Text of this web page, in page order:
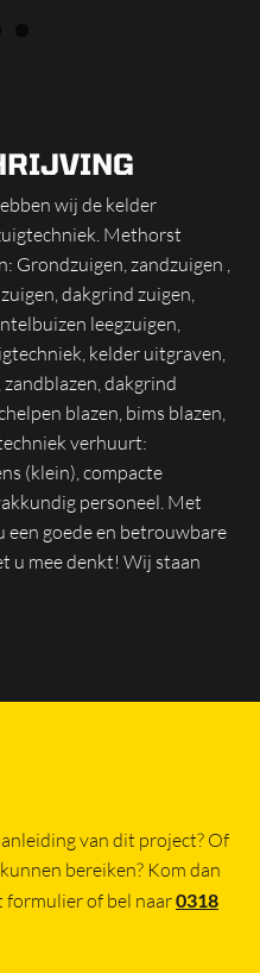
wij de kelder
Methorst
Grondzuigen, zandzuigen ,
dakgrind zuigen,
leegzuigen,
kelder uitgraven,
dakgrind
blazen, bims blazen,
verhuurt:
(klein), compacte
personeel. Met
goede en betrouwbare
u mee denkt! Wij staan
van dit project? Of
bereiken? Kom dan
formulier of bel naar0318